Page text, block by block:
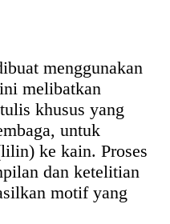
menggunakan
melibatkan
khusus yang
untuk
ke kain. Proses
dan ketelitian
motif yang